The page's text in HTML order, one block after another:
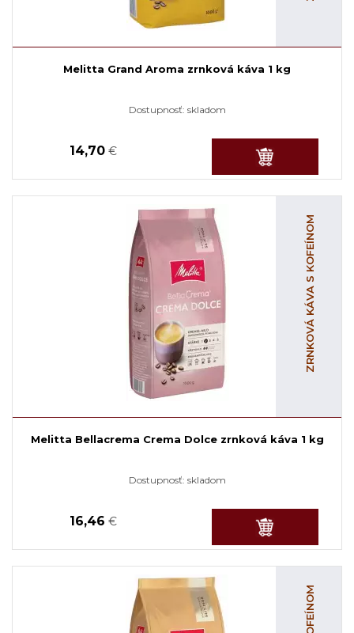
Melitta Grand Aroma zrnková káva 1 kg
Dostupnosť: skladom
14,70 €
ZRNKOVÁ KÁVA S KOFEÍNOM
Melitta Bellacrema Crema Dolce zrnková káva 1 kg
Dostupnosť: skladom
16,46 €